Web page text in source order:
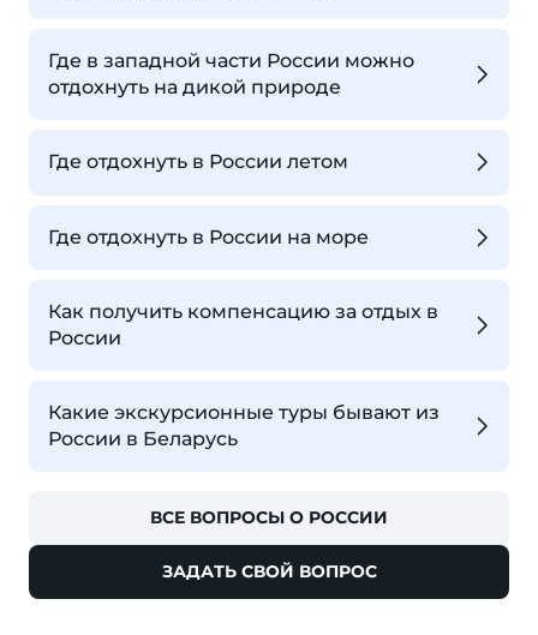
Где в западной части России можно
отдохнуть на дикой природе
Где отдохнуть в России летом
Где отдохнуть в России на море
Как получить компенсацию за отдых в
России
Какие экскурсионные туры бывают из
России в Беларусь
ВСЕ ВОПРОСЫ О РОССИИ
ЗАДАТЬ СВОЙ ВОПРОС